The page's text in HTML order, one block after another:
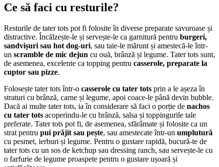
Ce să faci cu resturile?
Resturile de tater tots pot fi folosite în diverse preparate savuroase și
distractive. Încălzește-le și servește-le ca garnitură pentru burgeri,
sandvișuri sau hot dog-uri, sau taie-le mărunt și amestecă-le într-
un scramble de mic dejun cu ouă, brânză și legume. Tater tots sunt,
de asemenea, excelente ca topping pentru casserole, preparate la
cuptor sau pizze.
Folosește tater tots într-o casserole cu tater tots prin a le așeza în
straturi cu brânză, carne și legume, apoi coace-le până devin bubble.
Dacă ai multe tater tots, ia în considerare să faci o porție de nachos
cu tater tots acoperindu-le cu brânză, salsa și toppingurile tale
preferate. Tater tots pot fi, de asemenea, sfărâmate și folosite ca un
strat pentru pui prăjit sau pește, sau amestecate într-un umplutură
cu pesmet, ierburi și legume. Pentru o gustare rapidă, bucură-te de
tater tots cu un sos de ketchup sau dressing ranch, sau servește-le cu
o farfurie de legume proaspete pentru o gustare ușoară și